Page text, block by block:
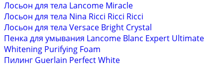
Лосьон для тела Lancome Miracle
Лосьон для тела Nina Ricci Ricci Ricci
Лосьон для тела Versace Bright Crystal
Пенка для умывания Lancome Blanc Expert Ultimate
Whitening Purifying Foam
Пилинг Guerlain Perfect White